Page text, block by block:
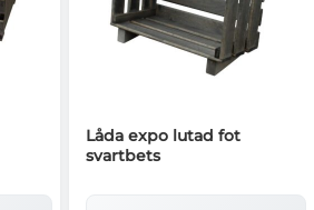
Låda expo lutad fot
svartbets